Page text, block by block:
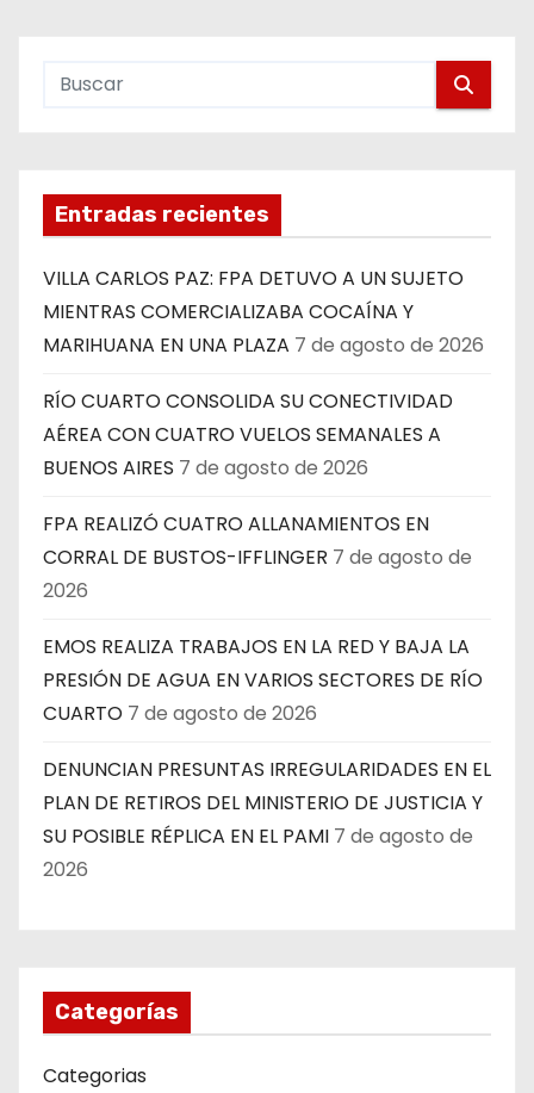
Entradas recientes
VILLA CARLOS PAZ: FPA DETUVO A UN SUJETO
MIENTRAS COMERCIALIZABA COCAÍNA Y
MARIHUANA EN UNA PLAZA 7 de agosto de 2026
RÍO CUARTO CONSOLIDA SU CONECTIVIDAD
AÉREA CON CUATRO VUELOS SEMANALES A
BUENOS AIRES 7 de agosto de 2026
FPA REALIZÓ CUATRO ALLANAMIENTOS EN
CORRAL DE BUSTOS-IFFLINGER 7 de agosto de
2026
EMOS REALIZA TRABAJOS EN LA RED Y BAJA LA
PRESIÓN DE AGUA EN VARIOS SECTORES DE RÍO
CUARTO 7 de agosto de 2026
DENUNCIAN PRESUNTAS IRREGULARIDADES EN EL
PLAN DE RETIROS DEL MINISTERIO DE JUSTICIA Y
SU POSIBLE RÉPLICA EN EL PAMI 7 de agosto de
2026
Categorías
Categorias